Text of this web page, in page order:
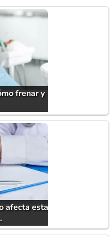
frenar y
afecta esta